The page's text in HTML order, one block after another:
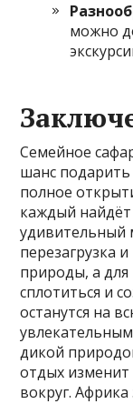
можно
Семейное
шанс подарить
полное
каждый
удивительный
перезагрузка
природы, а
сплотиться и
останутся на
дикой
отдых
вокруг.